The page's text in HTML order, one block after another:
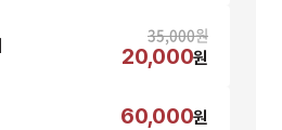
35,000원
20,000원
60,000원